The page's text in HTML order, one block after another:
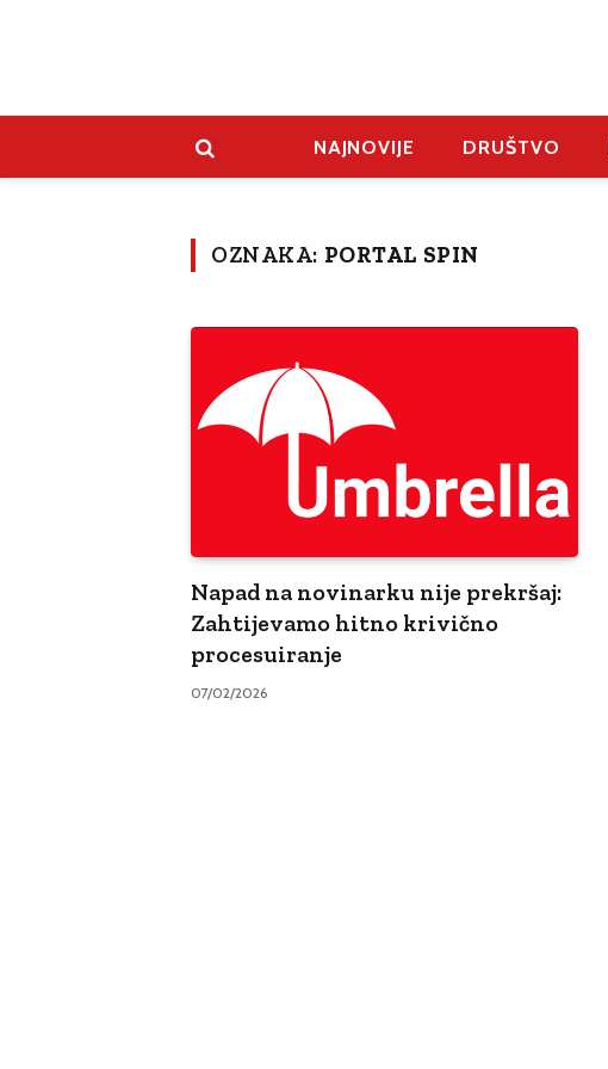
NAJNOVIJE DRUŠTVO
OZNAKA: PORTAL SPIN
Napad na novinarku nije prekršaj:
Zahtijevamo hitno krivično
procesuiranje
07/02/2026